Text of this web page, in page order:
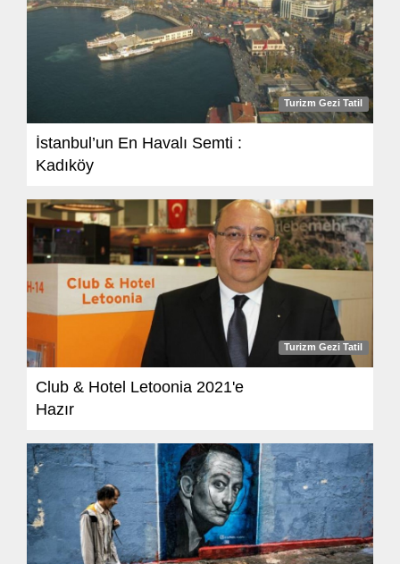
Turizm Gezi Tatil
İstanbul’un En Havalı Semti :
Kadıköy
Turizm Gezi Tatil
Club & Hotel Letoonia 2021'e
Hazır